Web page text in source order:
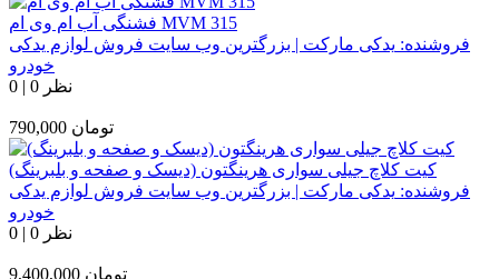
فشنگی آب ام وی ام MVM 315
فروشنده: یدکی مارکت | بزرگترین وب سایت فروش لوازم یدکی
خودرو
0 | 0 نظر
790,000 تومان
کیت کلاچ جیلی سواری هرینگتون (دیسک و صفحه و بلبرینگ)
فروشنده: یدکی مارکت | بزرگترین وب سایت فروش لوازم یدکی
خودرو
0 | 0 نظر
9,400,000 تومان